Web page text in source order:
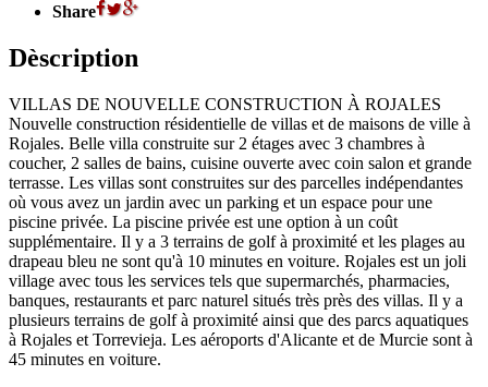
Share
Dèscription
VILLAS DE NOUVELLE CONSTRUCTION À ROJALES
Nouvelle construction résidentielle de villas et de maisons de ville à
Rojales. Belle villa construite sur 2 étages avec 3 chambres à
coucher, 2 salles de bains, cuisine ouverte avec coin salon et grande
terrasse. Les villas sont construites sur des parcelles indépendantes
où vous avez un jardin avec un parking et un espace pour une
piscine privée. La piscine privée est une option à un coût
supplémentaire. Il y a 3 terrains de golf à proximité et les plages au
drapeau bleu ne sont qu'à 10 minutes en voiture. Rojales est un joli
village avec tous les services tels que supermarchés, pharmacies,
banques, restaurants et parc naturel situés très près des villas. Il y a
plusieurs terrains de golf à proximité ainsi que des parcs aquatiques
à Rojales et Torrevieja. Les aéroports d'Alicante et de Murcie sont à
45 minutes en voiture.